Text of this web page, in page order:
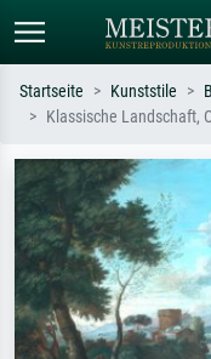
Suchen Sie nach Künstlern,
oder Stilen – z.B. Monet,
Sternennacht,
Hokusai, Akt.
Startseite Kunststile
Klassische Landschaft,